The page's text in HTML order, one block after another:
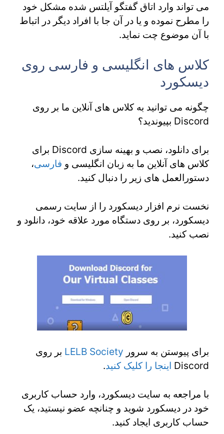
می تواند وارد اتاق گفتگو آیلتس شده مشکل خود
را مطرح نموده و یا در آن جا با افراد دیگر در اتباط
با آن موضوع چت نماید.
کلاس های انگلیسی و فارسی روی
دیسکورد
چگونه می توانید به کلاس های آنلاین ما بر روی
Discord بپیوندید؟
برای دانلود، نصب و بهینه سازی Discord برای
کلاس های آنلاین ما به زبان انگلیسی و فارسی،
دستورالعمل های زیر را دنبال کنید.
نخست نرم افزار دیسکورد را از سایت رسمی
دیسکورد، بر روی دستگاه مورد علاقه خود، دانلود و
نصب کنید.
برای پیوستن به سرور LELB Society بر روی
Discord اینجا را کلیک کنید.
با مراجعه به سایت دیسکورد، وارد حساب کاربری
خود در دیسکورد شوید و چنانچه عضو نیستید، یک
حساب کاربری ایجاد کنید.